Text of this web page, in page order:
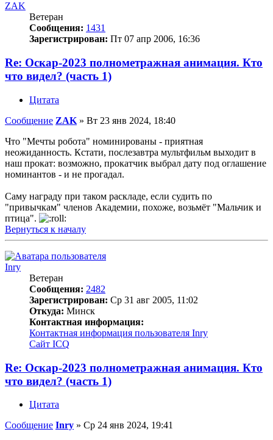
ZAK
Ветеран
Сообщения: 1431
Зарегистрирован: Пт 07 апр 2006, 16:36
Re: Оскар-2023 полнометражная анимация. Кто
что видел? (часть 1)
Цитата
Сообщение ZAK » Вт 23 янв 2024, 18:40
Что "Мечты робота" номинированы - приятная
неожиданность. Кстати, послезавтра мультфильм выходит в
наш прокат: возможно, прокатчик выбрал дату под оглашение
номинантов - и не прогадал.
Саму награду при таком раскладе, если судить по
"привычкам" членов Академии, похоже, возьмёт "Мальчик и
птица".
Вернуться к началу
Inry
Ветеран
Сообщения: 2482
Зарегистрирован: Ср 31 авг 2005, 11:02
Откуда: Минск
Контактная информация:
Контактная информация пользователя Inry
Сайт ICQ
Re: Оскар-2023 полнометражная анимация. Кто
что видел? (часть 1)
Цитата
Сообщение Inry » Ср 24 янв 2024, 19:41